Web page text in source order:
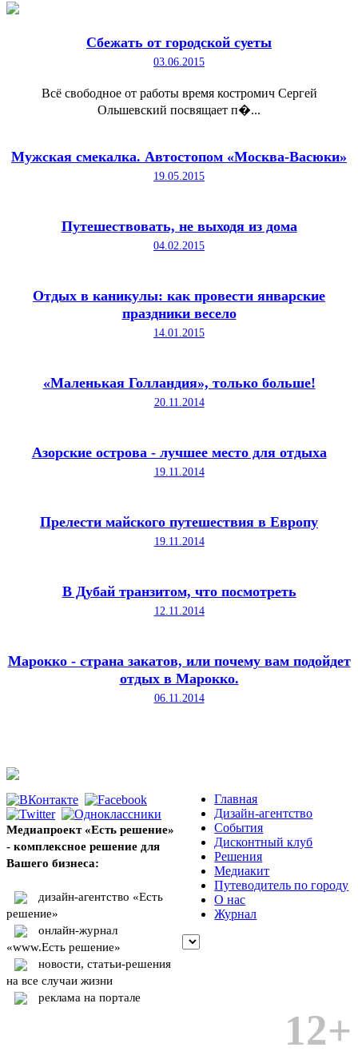
Сбежать от городской суеты
03.06.2015
Всё свободное от работы время костромич Сергей
Ольшевский посвящает п�...
Мужская смекалка. Автостопом «Москва-Васюки»
19.05.2015
Путешествовать, не выходя из дома
04.02.2015
Отдых в каникулы: как провести январские
праздники весело
14.01.2015
«Маленькая Голландия», только больше!
20.11.2014
Азорские острова - лучшее место для отдыха
19.11.2014
Прелести майского путешествия в Европу
19.11.2014
В Дубай транзитом, что посмотреть
12.11.2014
Марокко - страна закатов, или почему вам подойдет
отдых в Марокко.
06.11.2014
Медиапроект «Есть решение»
- комплексное решение для
Вашего бизнеса:
дизайн-агентство «Есть
решение»
онлайн-журнал
«www.Есть решение»
новости, статьи-решения
на все случаи жизни
реклама на портале
Главная
Дизайн-агентство
События
Дисконтный клуб
Решения
Медиакит
Путеводитель по городу
О нас
Журнал
12+